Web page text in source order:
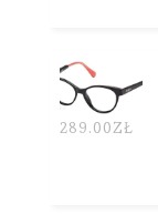
289.00ZŁ